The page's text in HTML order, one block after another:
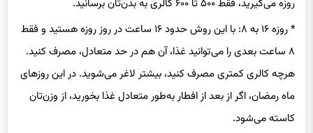
* روزه ۱۶ به ۸: با این روش حدود ۱۶ ساعت در روز روزه هستید و فقط
۸ ساعت بعدی را می‌توانید غذا، آن هم در حد متعادل، مصرف کنید.
هرچه کالری کمتری مصرف کنید، بیشتر لاغر می‌شوید. در این روزهای
ماه‌ رمضان، اگر از بعد از افطار به‌طور متعادل غذا بخورید، از وزن‌تان
کاسته می‌شود.
۲. هوشیارانه غذا خوردن